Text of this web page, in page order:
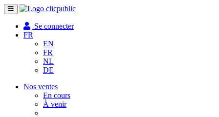
Toggle
navigation
Se connecter
FR
EN
FR
NL
DE
Nos ventes
En cours
À venir